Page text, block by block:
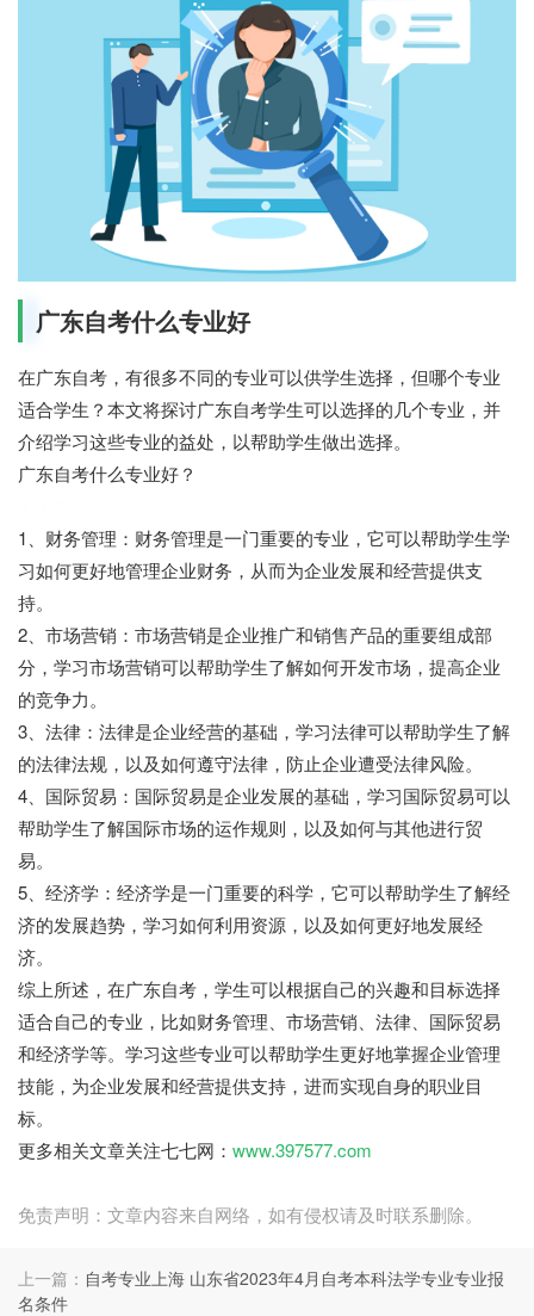
广东自考什么专业好
在广东自考，有很多不同的专业可以供学生选择，但哪个专业
适合学生？本文将探讨广东自考学生可以选择的几个专业，并
介绍学习这些专业的益处，以帮助学生做出选择。
广东自考什么专业好？
1、财务管理：财务管理是一门重要的专业，它可以帮助学生学
习如何更好地管理企业财务，从而为企业发展和经营提供支
持。
2、市场营销：市场营销是企业推广和销售产品的重要组成部
分，学习市场营销可以帮助学生了解如何开发市场，提高企业
的竞争力。
3、法律：法律是企业经营的基础，学习法律可以帮助学生了解
的法律法规，以及如何遵守法律，防止企业遭受法律风险。
4、国际贸易：国际贸易是企业发展的基础，学习国际贸易可以
帮助学生了解国际市场的运作规则，以及如何与其他进行贸
易。
5、经济学：经济学是一门重要的科学，它可以帮助学生了解经
济的发展趋势，学习如何利用资源，以及如何更好地发展经
济。
综上所述，在广东自考，学生可以根据自己的兴趣和目标选择
适合自己的专业，比如财务管理、市场营销、法律、国际贸易
和经济学等。学习这些专业可以帮助学生更好地掌握企业管理
技能，为企业发展和经营提供支持，进而实现自身的职业目
标。
更多相关文章关注七七网： www.397577.com
免责声明：文章内容来自网络，如有侵权请及时联系删除。
上一篇： 自考专业上海 山东省2023年4月自考本科法学专业专业报
名条件